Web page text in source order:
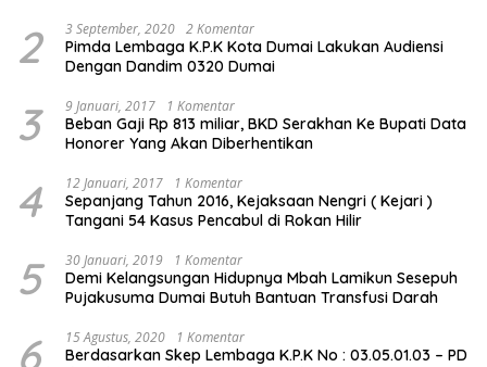
2 3 September, 2020 2 Komentar
Pimda Lembaga K.P.K Kota Dumai Lakukan Audiensi
Dengan Dandim 0320 Dumai
3 9 Januari, 2017 1 Komentar
Beban Gaji Rp 813 miliar, BKD Serakhan Ke Bupati Data
Honorer Yang Akan Diberhentikan
4 12 Januari, 2017 1 Komentar
Sepanjang Tahun 2016, Kejaksaan Nengri ( Kejari )
Tangani 54 Kasus Pencabul di Rokan Hilir
5 30 Januari, 2019 1 Komentar
Demi Kelangsungan Hidupnya Mbah Lamikun Sesepuh
Pujakusuma Dumai Butuh Bantuan Transfusi Darah
6 15 Agustus, 2020 1 Komentar
Berdasarkan Skep Lembaga K.P.K No : 03.05.01.03 – PD